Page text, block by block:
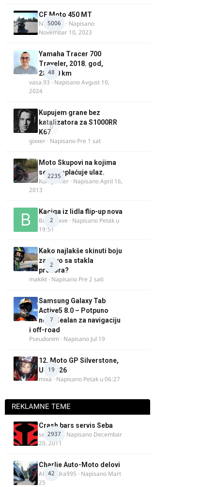
5006
CF Moto 450 MT
NIKOLA 1
· Napisano
Novembar 10, 2023
48
Yamaha Tracer 700
Traveler, 2018. god,
28.100 km
vasa.93 · NapisanoAvgust 10,
2024
0
Kupujem grane bez
katalizatora za S1000RR
K67
gixxer · Napisano Pre 1 sat
2235
Moto Skupovi na kojima
se ne naplaćuje ulaz.
Kum_Mixer · NapisanoApril 16,
2013
2
Kaciga iz lidla flip-up nova
Bor-i-slave · Napisano Petak u
19:51
2
Kako najlakše skinuti boju
za drvo sa stakla
prozora?
makikt · Napisano Pre 2 sati
7
Samsung Galaxy Tab
Active5 8.0 – Potpuno
nov, idealan za navigaciju
i off-road
Pseudonim · Napisano Jul 19
19
12. Moto GP Silverstone,
UK, 2026
mixa · Napisano Petak u 06:27
REKLAMNE TEME
2937
Crash bars servis Seba
seba011 · Napisano Decembar
20, 2011
42
Charlie Auto-Moto delovi
Alexandra995 · Napisano Mart
25